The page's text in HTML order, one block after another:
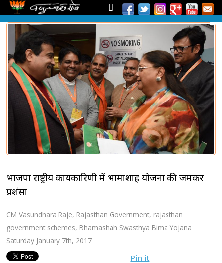
भाजपा राष्ट्रीय कार्यकारिणी में भामाशाह योजना की जमकर
प्रशंसा
CM Vasundhara Raje, Rajasthan Government, rajasthan
government schemes, Bhamashah Swasthya Bima Yojana
Saturday January 7th, 2017
Pin it